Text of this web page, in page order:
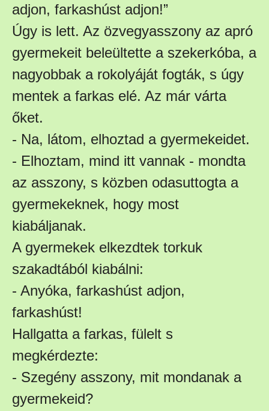
adjon, farkashúst adjon!”
Úgy is lett. Az özvegyasszony az apró
gyermekeit beleültette a szekerkóba, a
nagyobbak a rokolyáját fogták, s úgy
mentek a farkas elé. Az már várta
őket.
- Na, látom, elhoztad a gyermekeidet.
- Elhoztam, mind itt vannak - mondta
az asszony, s közben odasuttogta a
gyermekeknek, hogy most
kiabáljanak.
A gyermekek elkezdtek torkuk
szakadtából kiabálni:
- Anyóka, farkashúst adjon,
farkashúst!
Hallgatta a farkas, fülelt s
megkérdezte:
- Szegény asszony, mit mondanak a
gyermekeid?